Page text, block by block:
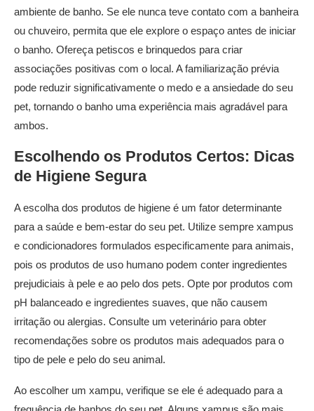
ambiente de banho. Se ele nunca teve contato com a banheira
ou chuveiro, permita que ele explore o espaço antes de iniciar
o banho. Ofereça petiscos e brinquedos para criar
associações positivas com o local. A familiarização prévia
pode reduzir significativamente o medo e a ansiedade do seu
pet, tornando o banho uma experiência mais agradável para
ambos.
Escolhendo os Produtos Certos: Dicas
de Higiene Segura
A escolha dos produtos de higiene é um fator determinante
para a saúde e bem-estar do seu pet. Utilize sempre xampus
e condicionadores formulados especificamente para animais,
pois os produtos de uso humano podem conter ingredientes
prejudiciais à pele e ao pelo dos pets. Opte por produtos com
pH balanceado e ingredientes suaves, que não causem
irritação ou alergias. Consulte um veterinário para obter
recomendações sobre os produtos mais adequados para o
tipo de pele e pelo do seu animal.
Ao escolher um xampu, verifique se ele é adequado para a